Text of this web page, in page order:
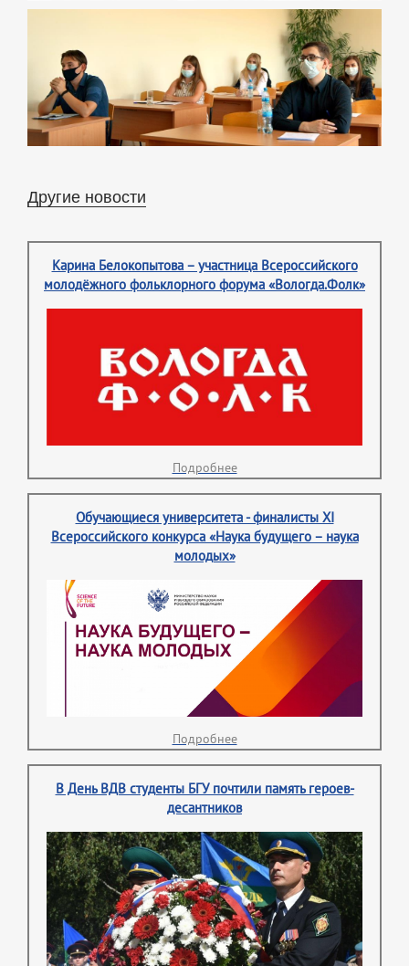
Другие новости
Карина Белокопытова – участница Всероссийского
молодёжного фольклорного форума «Вологда.Фолк»
Подробнее
Обучающиеся университета - финалисты XI
Всероссийского конкурса «Наука будущего – наука
молодых»
Подробнее
В День ВДВ студенты БГУ почтили память героев-
десантников